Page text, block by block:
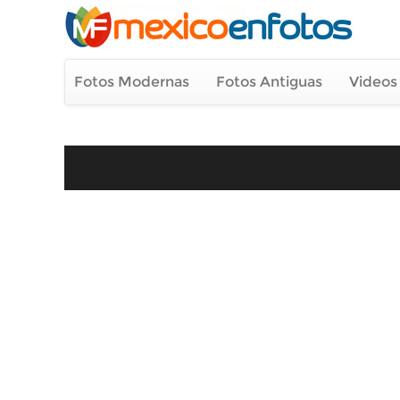
Fotos Modernas Fotos Antiguas